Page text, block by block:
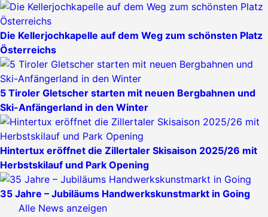
Die Kellerjochkapelle auf dem Weg zum schönsten Platz
Österreichs
5 Tiroler Gletscher starten mit neuen Bergbahnen und
Ski-Anfängerland in den Winter
Hintertux eröffnet die Zillertaler Skisaison 2025/26 mit
Herbstskilauf und Park Opening
35 Jahre – Jubiläums Handwerkskunstmarkt in Going
Alle News anzeigen